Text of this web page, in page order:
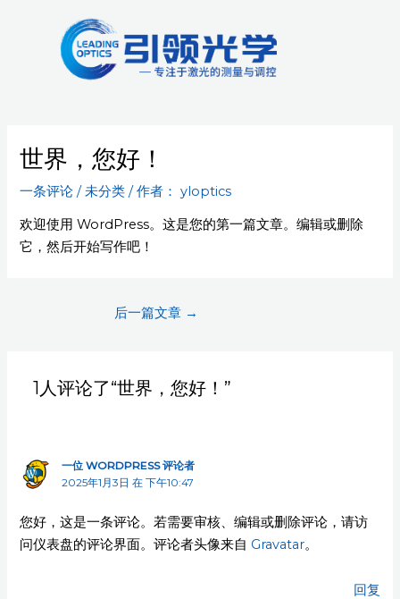
世界，您好！
一条评论 /未分类 / 作者： yloptics
欢迎使用 WordPress。这是您的第一篇文章。编辑或删除
它，然后开始写作吧！
navigation
后一篇文章 →
1人评论了“世界，您好！”
一位 WORDPRESS 评论者
2025年1月3日 在 下午10:47
您好，这是一条评论。若需要审核、编辑或删除评论，请访
问仪表盘的评论界面。评论者头像来自 Gravatar。
回复